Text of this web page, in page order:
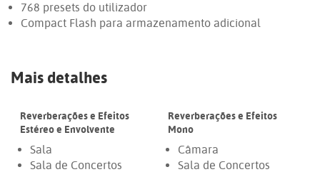
768 presets do utilizador
Compact Flash para armazenamento adicional
Mais detalhes
Reverberações e Efeitos
Estéreo e Envolvente
Sala
Sala de Concertos
Reverberações e Efeitos
Mono
Câmara
Sala de Concertos